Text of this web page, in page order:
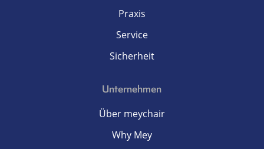
Praxis
Service
Sicherheit
Unternehmen
Über meychair
Why Mey